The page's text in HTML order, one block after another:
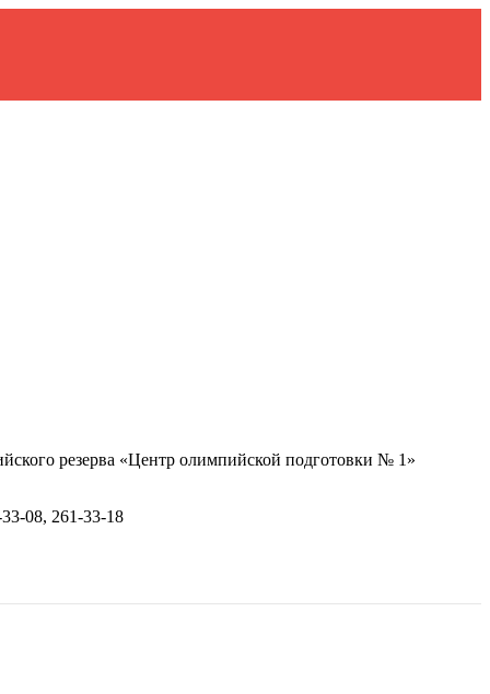
резерва «Центр олимпийской подготовки № 1»
08, 261-33-18